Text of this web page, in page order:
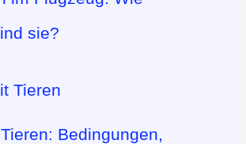
sie?
Bedingungen,